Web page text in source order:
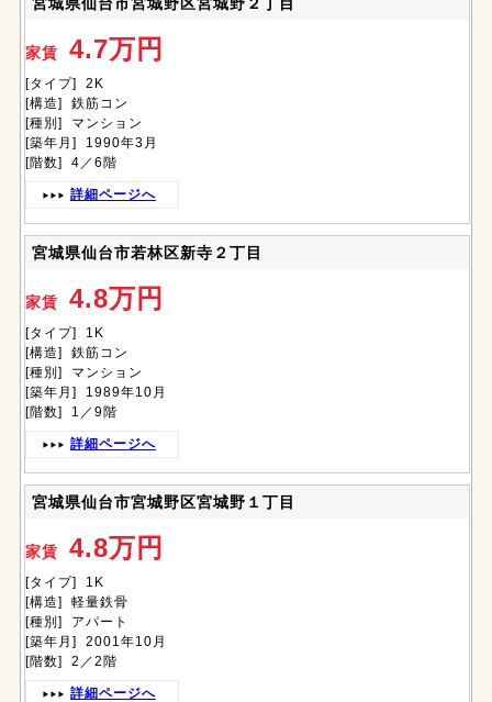
家賃 4.7万円
[タイプ] 2K
[構造] 鉄筋コン
[種別] マンション
[築年月] 1990年3月
[階数] 4／6階
詳細ページへ
宮城県仙台市若林区新寺２丁目
家賃 4.8万円
[タイプ] 1K
[構造] 鉄筋コン
[種別] マンション
[築年月] 1989年10月
[階数] 1／9階
詳細ページへ
宮城県仙台市宮城野区宮城野１丁目
家賃 4.8万円
[タイプ] 1K
[構造] 軽量鉄骨
[種別] アパート
[築年月] 2001年10月
[階数] 2／2階
詳細ページへ